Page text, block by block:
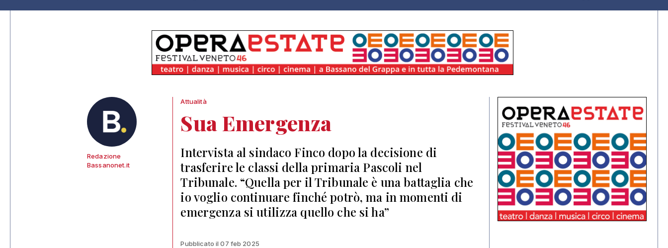
Redazione
Bassanonet.it
Attualità
Sua Emergenza
Intervista al sindaco Finco dopo la decisione di
trasferire le classi della primaria Pascoli nel
Tribunale. “Quella per il Tribunale è una battaglia che
io voglio continuare finché potrò, ma in momenti di
emergenza si utilizza quello che si ha”
Pubblicato il 07 feb 2025